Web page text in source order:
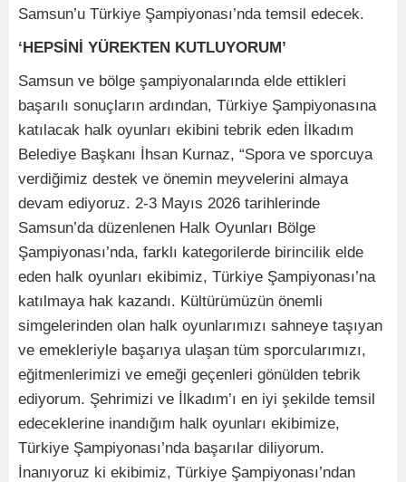
Samsun’u Türkiye Şampiyonası’nda temsil edecek.
‘HEPSİNİ YÜREKTEN KUTLUYORUM’
Samsun ve bölge şampiyonalarında elde ettikleri
başarılı sonuçların ardından, Türkiye Şampiyonasına
katılacak halk oyunları ekibini tebrik eden İlkadım
Belediye Başkanı İhsan Kurnaz, “Spora ve sporcuya
verdiğimiz destek ve önemin meyvelerini almaya
devam ediyoruz. 2-3 Mayıs 2026 tarihlerinde
Samsun’da düzenlenen Halk Oyunları Bölge
Şampiyonası’nda, farklı kategorilerde birincilik elde
eden halk oyunları ekibimiz, Türkiye Şampiyonası’na
katılmaya hak kazandı. Kültürümüzün önemli
simgelerinden olan halk oyunlarımızı sahneye taşıyan
ve emekleriyle başarıya ulaşan tüm sporcularımızı,
eğitmenlerimizi ve emeği geçenleri gönülden tebrik
ediyorum. Şehrimizi ve İlkadım’ı en iyi şekilde temsil
edeceklerine inandığım halk oyunları ekibimize,
Türkiye Şampiyonası’nda başarılar diliyorum.
İnanıyoruz ki ekibimiz, Türkiye Şampiyonası’ndan